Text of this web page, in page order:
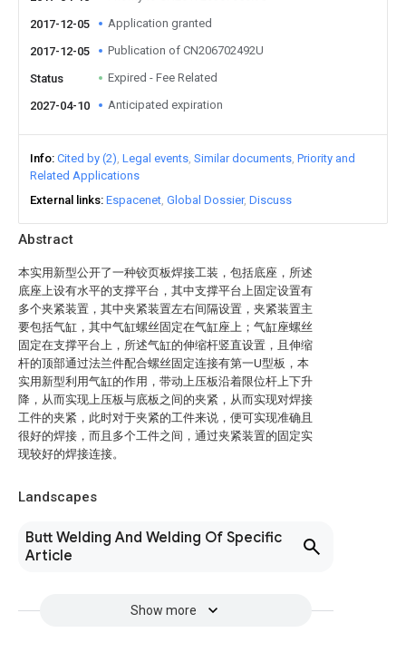
Abstract
本实用新型公开了一种铰页板焊接工装，包括底座，所述
底座上设有水平的支撑平台，其中支撑平台上固定设置有
多个夹紧装置，其中夹紧装置左右间隔设置，夹紧装置主
要包括气缸，其中气缸螺丝固定在气缸座上；气缸座螺丝
固定在支撑平台上，所述气缸的伸缩杆竖直设置，且伸缩
杆的顶部通过法兰件配合螺丝固定连接有第一U型板，本
实用新型利用气缸的作用，带动上压板沿着限位杆上下升
降，从而实现上压板与底板之间的夹紧，从而实现对焊接
工件的夹紧，此时对于夹紧的工件来说，便可实现准确且
很好的焊接，而且多个工件之间，通过夹紧装置的固定实
现较好的焊接连接。
Landscapes
Butt Welding And Welding Of Specific
Article
Show more
2017-12-05 Application granted
2017-12-05 Publication of CN206702492U
Status Expired - Fee Related
2027-04-10 Anticipated expiration
Info Cited by (2) Legal events Similar documents Priority and
Related Applications
External links Espacenet Global Dossier Discuss